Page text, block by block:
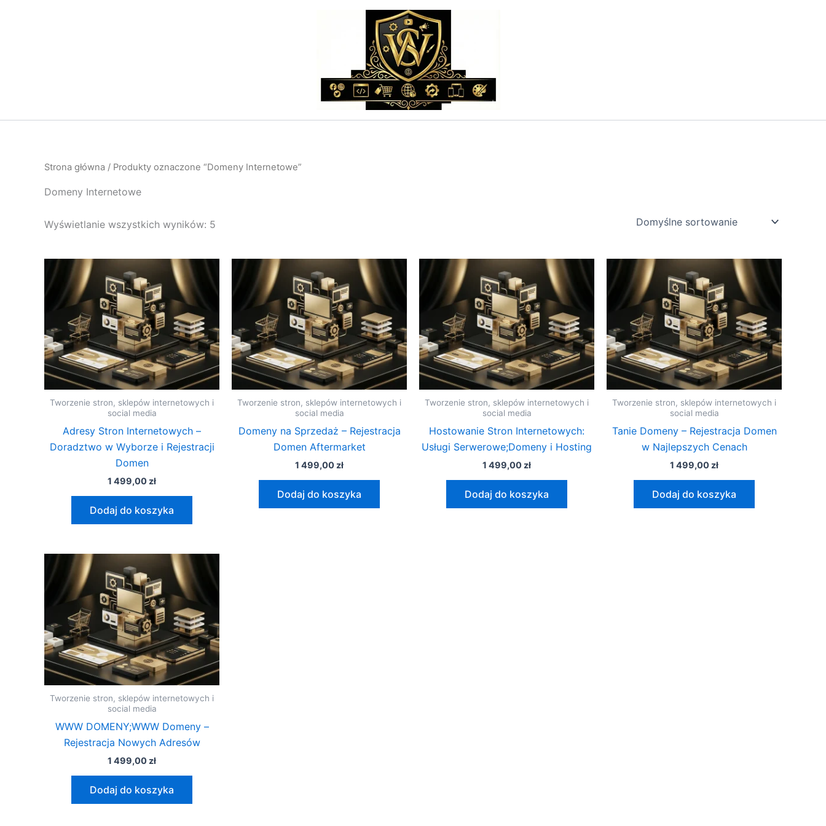
Strona główna / Produkty oznaczone “Domeny Internetowe”
Domeny Internetowe
Wyświetlanie wszystkich wyników: 5
Tworzenie stron, sklepów internetowych i
social media
Adresy Stron Internetowych –
Doradztwo w Wyborze i Rejestracji
Domen
1 499,00 zł
Dodaj do koszyka
Tworzenie stron, sklepów internetowych i
social media
Domeny na Sprzedaż – Rejestracja
Domen Aftermarket
1 499,00 zł
Dodaj do koszyka
Tworzenie stron, sklepów internetowych i
social media
Hostowanie Stron Internetowych:
Usługi Serwerowe;Domeny i Hosting
1 499,00 zł
Dodaj do koszyka
Tworzenie stron, sklepów internetowych i
social media
Tanie Domeny – Rejestracja Domen
w Najlepszych Cenach
1 499,00 zł
Dodaj do koszyka
Tworzenie stron, sklepów internetowych i
social media
WWW DOMENY;WWW Domeny –
Rejestracja Nowych Adresów
1 499,00 zł
Dodaj do koszyka